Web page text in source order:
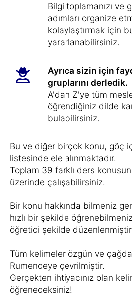
Bilgi toplamanızı ve
adımları organize
kolaylaştırmak için
yararlanabilirsiniz.
Ayrıca sizin için
gruplarını derledik.
A'dan Z'ye tüm
öğrendiğiniz dilde
bulabilirsiniz.
Bu ve diğer birçok konu, göç
listesinde ele alınmaktadır.
Toplam 39 farklı ders
üzerinde çalışabilirsiniz.
Bir konu hakkında bilmeniz
hızlı bir şekilde
öğretici şekilde düzenlenmiştir.
Tüm kelimeler özgün ve
Rumenceye çevrilmiştir.
Gerçekten ihtiyacınız olan
öğreneceksiniz!